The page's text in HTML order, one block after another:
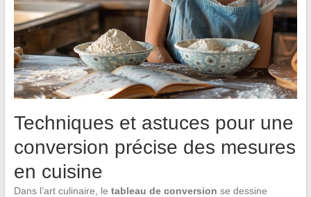
Techniques et astuces pour une
conversion précise des mesures
en cuisine
Dans l’art culinaire, le tableau de conversion se dessine